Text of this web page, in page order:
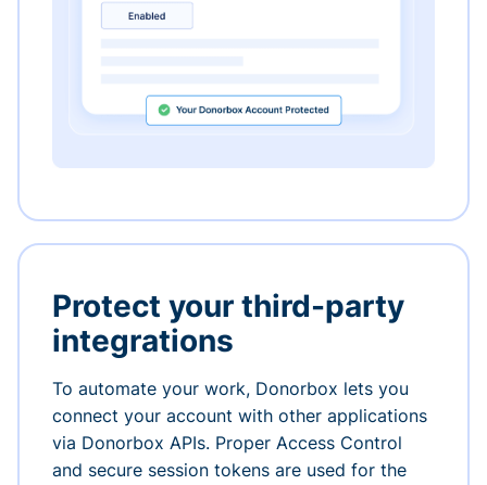
Protect your third-party
integrations
To automate your work, Donorbox lets you
connect your account with other applications
via Donorbox APIs. Proper Access Control
and secure session tokens are used for the